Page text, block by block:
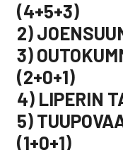
(4+5+3)
2)
3)
(2+0+1)
4) LIPERIN
5)
(1+0+1)